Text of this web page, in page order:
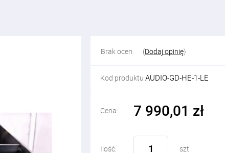
Brak ocen (Dodaj opinię)
Kod produktu AUDIO-GD-HE-1-LE
Cena: 7 990,01 zł
Ilość: szt.